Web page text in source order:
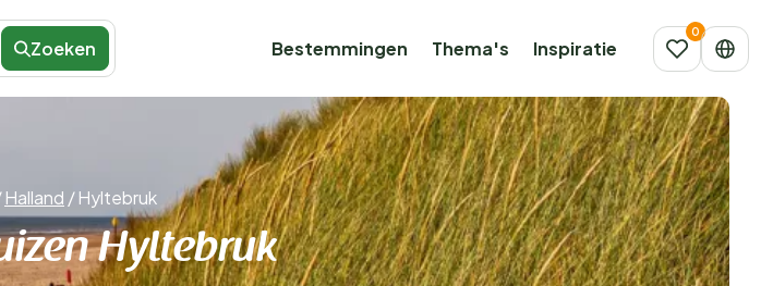
Zoeken Bestemmingen Thema's Inspiratie
Halland / Hyltebruk
Hyltebruk